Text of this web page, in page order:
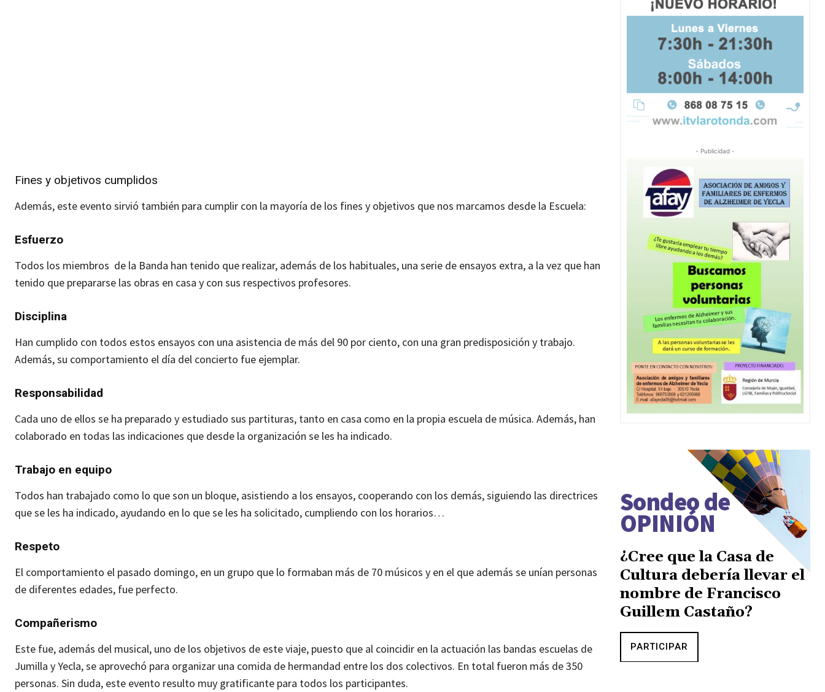
Fines y objetivos cumplidos
Además, este evento sirvió también para cumplir con la mayoría de los fines y objetivos que nos marcamos desde la Escuela:
Esfuerzo
Todos los miembros de la Banda han tenido que realizar, además de los habituales, una serie de ensayos extra, a la vez que han
tenido que prepararse las obras en casa y con sus respectivos profesores.
Disciplina
Han cumplido con todos estos ensayos con una asistencia de más del 90 por ciento, con una gran predisposición y trabajo.
Además, su comportamiento el día del concierto fue ejemplar.
Responsabilidad
Cada uno de ellos se ha preparado y estudiado sus partituras, tanto en casa como en la propia escuela de música. Además, han
colaborado en todas las indicaciones que desde la organización se les ha indicado.
Trabajo en equipo
Todos han trabajado como lo que son un bloque, asistiendo a los ensayos, cooperando con los demás, siguiendo las directrices
que se les ha indicado, ayudando en lo que se les ha solicitado, cumpliendo con los horarios…
Respeto
El comportamiento el pasado domingo, en un grupo que lo formaban más de 70 músicos y en el que además se unían personas
de diferentes edades, fue perfecto.
Compañerismo
Este fue, además del musical, uno de los objetivos de este viaje, puesto que al coincidir en la actuación las bandas escuelas de
Jumilla y Yecla, se aprovechó para organizar una comida de hermandad entre los dos colectivos. En total fueron más de 350
personas. Sin duda, este evento resulto muy gratificante para todos los participantes.
- Publicidad -
Sondeo de
OPINIÓN
¿Cree que la Casa de
Cultura debería llevar el
nombre de Francisco
Guillem Castaño?
PARTICIPAR